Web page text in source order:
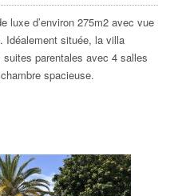
luxe d’environ 275m2 avec vue
Idéalement située, la villa
parentales avec 4 salles
spacieuse.